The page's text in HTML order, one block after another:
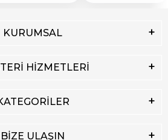
KURUMSAL
HİZMETLERİ
BİZE ULAŞIN